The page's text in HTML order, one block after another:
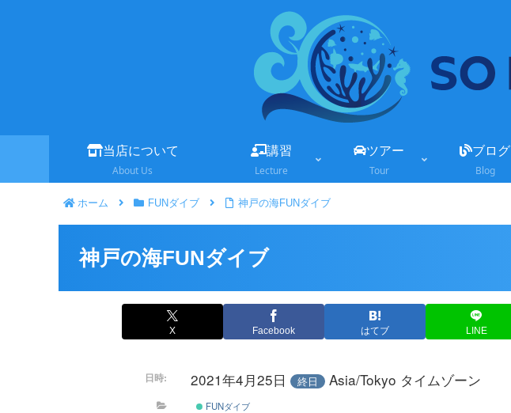
当店について
About Us
講習
Lecture
ツアー
Tour
ブログ
Blog
ホーム FUNダイブ 神戸の海FUNダイブ
神戸の海FUNダイブ
X Facebook はてブ LINE
日時: 2021年4月25日 終日 Asia/Tokyo タイムゾーン
FUNダイブ